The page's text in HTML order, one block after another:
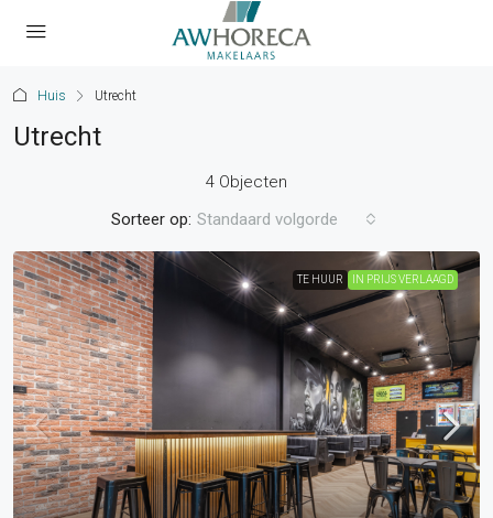
Huis Utrecht
Utrecht
4 Objecten
Sorteer op: Standaard volgorde
TE HUUR IN PRIJS VERLAAGD